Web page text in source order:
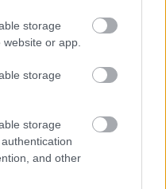
storage
or app.
storage
storage
and other
hoz
Mercedes
forint értékű